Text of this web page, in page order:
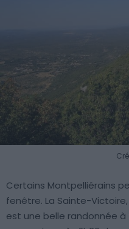
Certains Montpelliérains
fenêtre. La Sainte-
est une belle randonnée à